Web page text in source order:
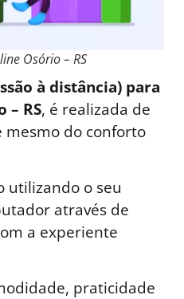
Osório – RS
à distância) para
– RS, é realizada de
mesmo do conforto
utilizando o seu
através de
a experiente
praticidade